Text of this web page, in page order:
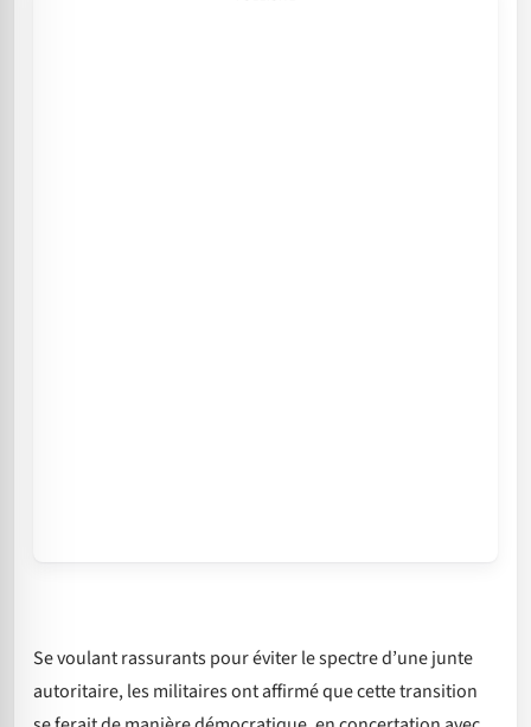
Se voulant rassurants pour éviter le spectre d’une junte
autoritaire, les militaires ont affirmé que cette transition